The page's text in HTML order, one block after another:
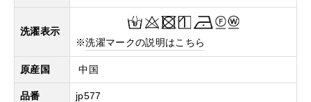
洗濯表示
※洗濯マークの説明はこちら
原産国 中国
品番 jp577